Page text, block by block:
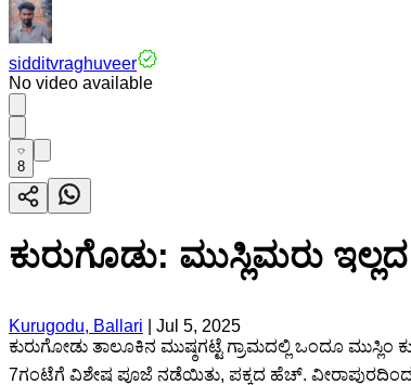
sidditvraghuveer
No video available
8
ಕುರುಗೊಡು: ಮುಸ್ಲಿಮರು
Kurugodu, Ballari
Jul 5, 2025
ಕುರುಗೋಡು ತಾಲೂಕಿನ ಮುಷ್ಠಗಟ್ಟೆ ಗ್ರಾಮದಲ್ಲಿ ಒಂದೂ ಮುಸ್ಲಿಂ
7ಗಂಟೆಗೆ ವಿಶೇಷ ಪೂಜೆ ನಡೆಯಿತು, ಪಕ್ಕದ ಹೆಚ್. ವೀರಾಪುರದಿಂದ